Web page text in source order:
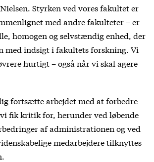
Styrken ved vores fakultet er
med andre fakulteter – er
homogen og selvstændig enhed, der
med indsigt i fakultets forskning. Vi
hurtigt – også når vi skal agere
fortsætte arbejdet med at forbedre
fik kritik for, herunder ved løbende
af administrationen og ved
medarbejdere tilknyttes